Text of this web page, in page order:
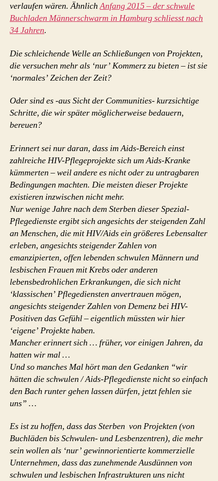
verlaufen wären. ÄhnlichAnfang 2015 – der schwule
Buchladen Männerschwarm in Hamburg schliesst nach
34 Jahren.
Die schleichende Welle an Schließungen von Projekten,
die versuchen mehr als ‘nur’ Kommerz zu bieten – ist sie
‘normales’ Zeichen der Zeit?
Oder sind es -aus Sicht der Communities- kurzsichtige
Schritte, die wir später möglicherweise bedauern,
bereuen?
Erinnert sei nur daran, dass im Aids-Bereich einst
zahlreiche HIV-Pflegeprojekte sich um Aids-Kranke
kümmerten – weil andere es nicht oder zu untragbaren
Bedingungen machten. Die meisten dieser Projekte
existieren inzwischen nicht mehr.
Nur wenige Jahre nach dem Sterben dieser Spezial-
Pflegedienste ergibt sich angesichts der steigenden Zahl
an Menschen, die mit HIV/Aids ein größeres Lebensalter
erleben, angesichts steigender Zahlen von
emanzipierten, offen lebenden schwulen Männern und
lesbischen Frauen mit Krebs oder anderen
lebensbedrohlichen Erkrankungen, die sich nicht
‘klassischen’ Pflegediensten anvertrauen mögen,
angesichts steigender Zahlen von Demenz bei HIV-
Positiven das Gefühl – eigentlich müssten wir hier
‘eigene’ Projekte haben.
Mancher erinnert sich … früher, vor einigen Jahren, da
hatten wir mal …
Und so manches Mal hört man den Gedanken “wir
hätten die schwulen / Aids-Pflegedienste nicht so einfach
den Bach runter gehen lassen dürfen, jetzt fehlen sie
uns” …
Es ist zu hoffen, dass das Sterben von Projekten (von
Buchläden bis Schwulen- und Lesbenzentren), die mehr
sein wollen als ‘nur’ gewinnorientierte kommerzielle
Unternehmen, dass das zunehmende Ausdünnen von
schwulen und lesbischen Infrastrukturen uns nicht